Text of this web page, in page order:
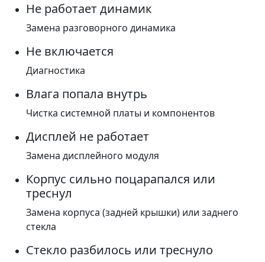
Не работает динамик
Замена разговорного динамика
Не включается
Диагностика
Влага попала внутрь
Чистка системной платы и компонентов
Дисплей не работает
Замена дисплейного модуля
Корпус сильно поцарапался или
треснул
Замена корпуса (задней крышки) или заднего
стекла
Стекло разбилось или треснуло